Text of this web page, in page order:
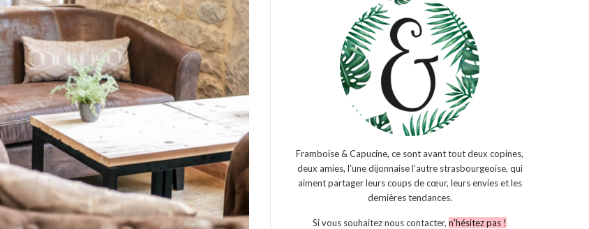
Framboise & Capucine, ce sont avant tout deux copines,
deux amies, l'une dijonnaise l'autre strasbourgeoise, qui
aiment partager leurs coups de cœur, leurs envies et les
dernières tendances.
Si vous souhaitez nous contacter,n'hésitez pas !